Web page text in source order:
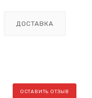
ДОСТАВКА
ОСТАВИТЬ ОТЗЫВ